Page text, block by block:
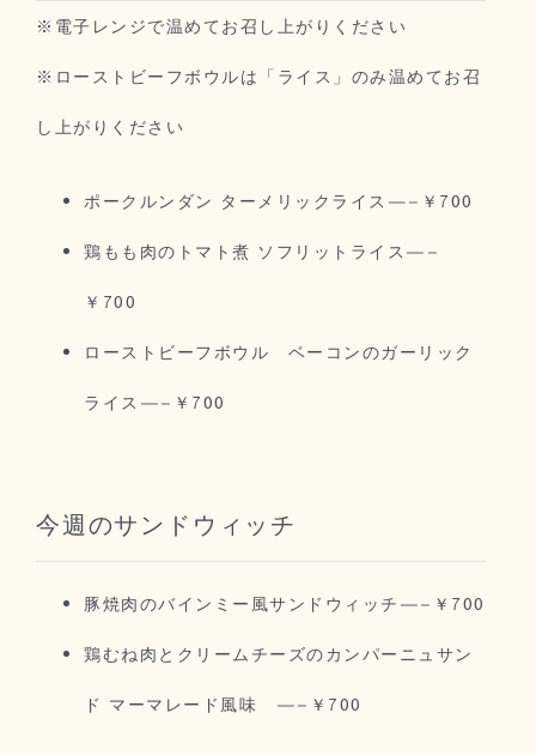
※電子レンジで温めてお召し上がりください
※ローストビーフボウルは「ライス」のみ温めてお召
し上がりください
ポークルンダン ターメリックライス—–￥700
鶏もも肉のトマト煮 ソフリットライス—–
￥700
ローストビーフボウル ベーコンのガーリック
ライス—–￥700
今週のサンドウィッチ
豚焼肉のバインミー風サンドウィッチ—–￥700
鶏むね肉とクリームチーズのカンパーニュサン
ド マーマレード風味 —–￥700